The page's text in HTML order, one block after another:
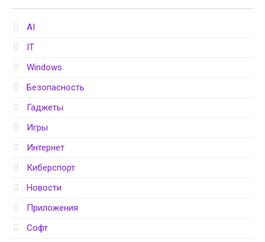
AI
IT
Windows
Безопасность
Гаджеты
Игры
Интернет
Киберспорт
Новости
Приложения
Софт